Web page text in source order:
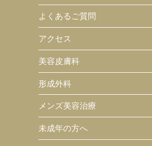
よくあるご質問
アクセス
美容皮膚科
形成外科
メンズ美容治療
未成年の方へ